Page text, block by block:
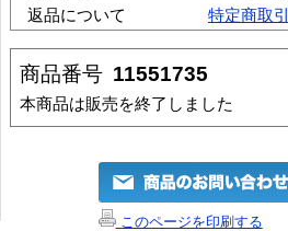
返品について
特定商取
商品番号 11551735
本商品は販売を終了しました
このページを印刷する